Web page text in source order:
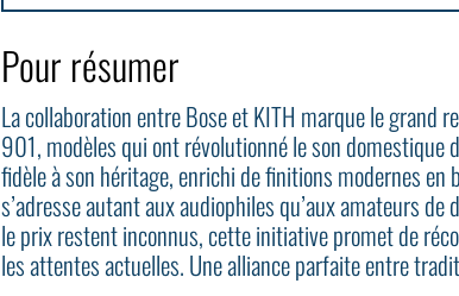
Pour résumer
La collaboration entre Bose et KITH marque le grand
901, modèles qui ont révolutionné le son domestique
fidèle à son héritage, enrichi de finitions modernes
s’adresse autant aux audiophiles qu’aux amateurs
le prix restent inconnus, cette initiative promet de
les attentes actuelles. Une alliance parfaite entre